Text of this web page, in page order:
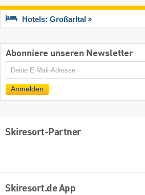
Hotels: Großarltal
Abonniere unseren Newsletter
E-
Anmelden
Skiresort-Partner
Skiresort.de App